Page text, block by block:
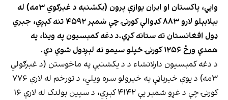
وايي، پاکستان او ایران یوازې پرون (یکشنبه د غبرګوي ۳مه) له
بېلابېلو لارو ۸۸۳ کډوالې کورنۍ چې شمېر ۴۵۹۲ تنه کېږي، جبري
ډول افغانستان ته ستانه کړي.د دغه کمېسیون په وینا، په
همدې ورځ ۱۲۵۶ کورنۍ خپلو سیمو ته لېږدول شوي دي.
د دغه کمېسیون دارلانشاء د د یکشنبې په ماخوستن (د غبرګولي
۳مه) د یوې خبرپاڼې په خپرولو سره ویلي، د تورخم له لارې ۷۷۶
کورنۍ چې د غړو شمېر یې ۴۱۴۲ کېږي، د سپین بولدک له لارې ۱۶